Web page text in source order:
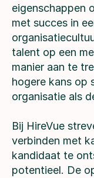
eigenschappen
met succes in
talent op een
manier aan te
hogere kans op
organisatie als
Bij HireVue
verbinden met
kandidaat te
potentieel. De